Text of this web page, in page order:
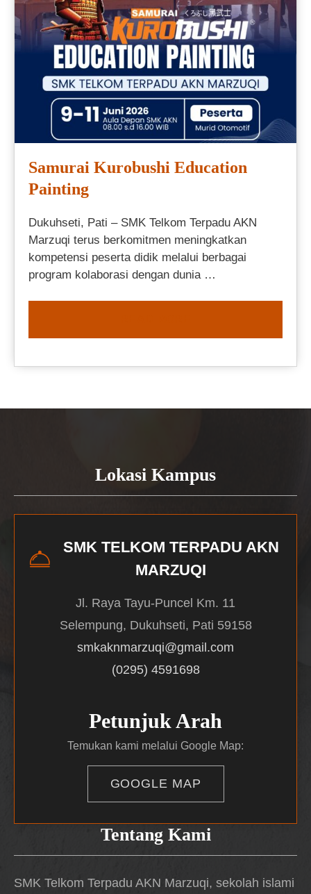
Samurai Kurobushi Education
Painting
Dukuhseti, Pati – SMK Telkom Terpadu AKN
Marzuqi terus berkomitmen meningkatkan
kompetensi peserta didik melalui berbagai
program kolaborasi dengan dunia …
Tentang Kami
SMK Telkom Terpadu AKN Marzuqi, sekolah islami
Lokasi Kampus
SMK TELKOM TERPADU AKN
MARZUQI
Jl. Raya Tayu-Puncel Km. 11
Selempung, Dukuhseti, Pati 59158
smkaknmarzuqi@gmail.com
(0295) 4591698
Petunjuk Arah
Temukan kami melalui Google Map:
GOOGLE MAP